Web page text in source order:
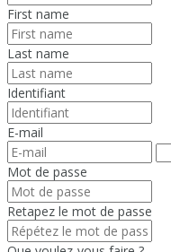
First name
Last name
Identifiant
E-mail
Mot de passe
Retapez le mot de passe